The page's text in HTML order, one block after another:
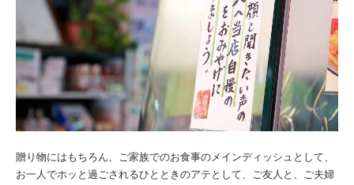
贈り物にはもちろん、ご家族でのお食事のメインディッシュとして、
お一人でホッと過ごされるひとときのアテとして、ご友人と、ご夫婦